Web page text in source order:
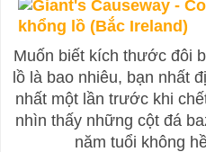
Muốn biết kích thước đôi
lồ là bao nhiêu, bạn nhất
nhất một lần trước khi
nhìn thấy những cột đá
năm tuổi không